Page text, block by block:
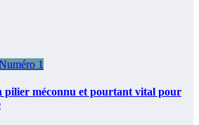
1
pilier méconnu et pourtant vital pour